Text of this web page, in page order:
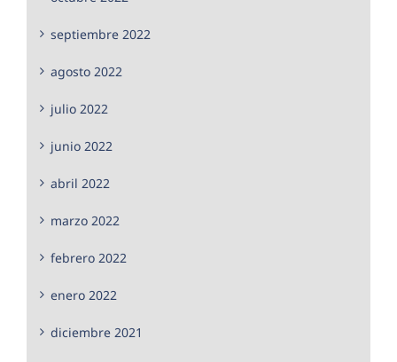
septiembre 2022
agosto 2022
julio 2022
junio 2022
abril 2022
marzo 2022
febrero 2022
enero 2022
diciembre 2021